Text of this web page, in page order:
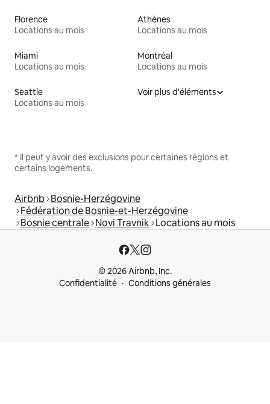
Florence
Locations au mois
Athènes
Locations au mois
Miami
Locations au mois
Montréal
Locations au mois
Seattle
Locations au mois
Voir plus d'éléments
* Il peut y avoir des exclusions pour certaines régions et
certains logements.
Airbnb Bosnie-Herzégovine
Fédération de Bosnie-et-Herzégovine
Bosnie centrale Novi Travnik Locations au mois
© 2026 Airbnb, Inc.
Confidentialité
Conditions générales